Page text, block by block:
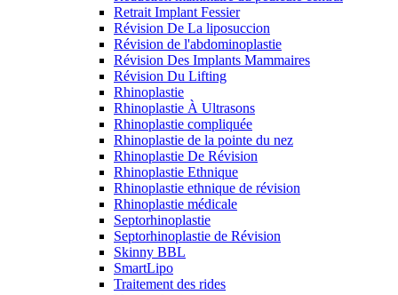
Retrait Implant Fessier
Révision De La liposuccion
Révision de l'abdominoplastie
Révision Des Implants Mammaires
Révision Du Lifting
Rhinoplastie
Rhinoplastie À Ultrasons
Rhinoplastie compliquée
Rhinoplastie de la pointe du nez
Rhinoplastie De Révision
Rhinoplastie Ethnique
Rhinoplastie ethnique de révision
Rhinoplastie médicale
Septorhinoplastie
Septorhinoplastie de Révision
Skinny BBL
SmartLipo
Traitement des rides